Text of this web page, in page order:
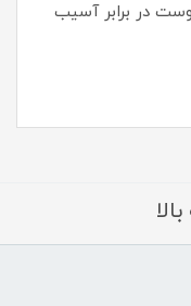
در برابر آسیب